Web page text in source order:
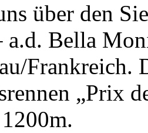
über den
Bella
Frankreich.
„Prix